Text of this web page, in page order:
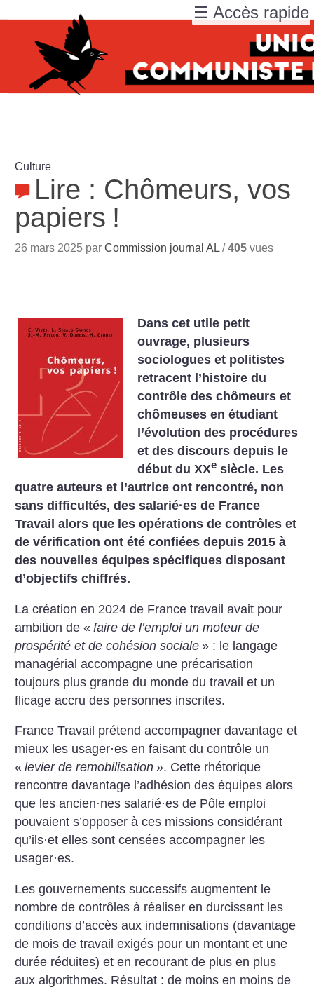
Culture
Lire : Chômeurs, vos
papiers !
26 mars 2025 parCommission journal AL /405 vues
Dans cet utile petit
ouvrage, plusieurs
sociologues et politistes
retracent l’histoire du
contrôle des chômeurs et
chômeuses en étudiant
l’évolution des procédures
et des discours depuis le
début du XXe siècle. Les
quatre auteurs et l’autrice ont rencontré, non
sans difficultés, des salarié·es de France
Travail alors que les opérations de contrôles et
de vérification ont été confiées depuis 2015 à
des nouvelles équipes spécifiques disposant
d’objectifs chiffrés.
La création en 2024 de France travail avait pour
ambition de « faire de l’emploi un moteur de
prospérité et de cohésion sociale » : le langage
managérial accompagne une précarisation
toujours plus grande du monde du travail et un
flicage accru des personnes inscrites.
France Travail prétend accompagner davantage et
mieux les usager·es en faisant du contrôle un
« levier de remobilisation ». Cette rhétorique
rencontre davantage l’adhésion des équipes alors
que les ancien·nes salarié·es de Pôle emploi
pouvaient s’opposer à ces missions considérant
qu’ils·et elles sont censées accompagner les
usager·es.
Les gouvernements successifs augmentent le
nombre de contrôles à réaliser en durcissant les
conditions d’accès aux indemnisations (davantage
de mois de travail exigés pour un montant et une
durée réduites) et en recourant de plus en plus
aux algorithmes. Résultat : de moins en moins de
☰ Accès rapide